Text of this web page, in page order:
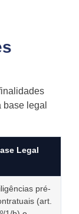
legal
Legal
pré-
(art.